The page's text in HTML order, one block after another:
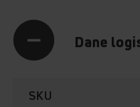
Dane
SKU